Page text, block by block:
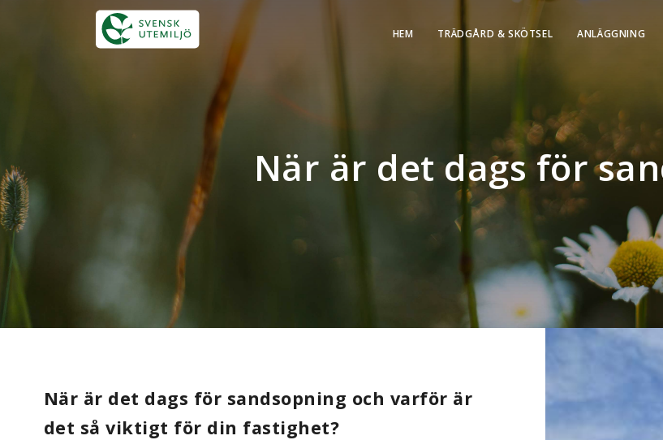
HEM TRÄDGÅRD & SKÖTSEL ANLÄGGNING
När är det dags för
När är det dags för sandsopning och varför är
det så viktigt för din fastighet?